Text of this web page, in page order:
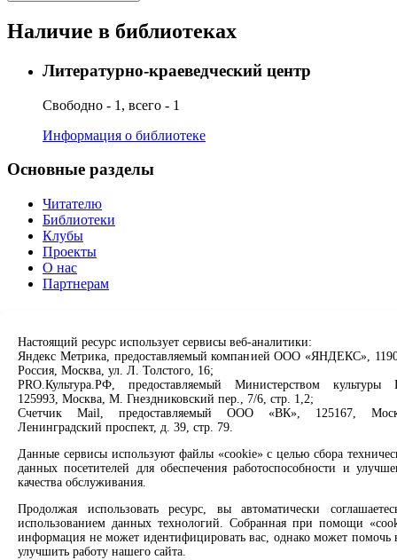
Наличие в библиотеках
Литературно-краеведческий центр
Свободно - 1, всего - 1
Информация о библиотеке
Основные разделы
Читателю
Библиотеки
Клубы
Проекты
О нас
Партнерам
Продлить книгу
Спроси библиотекаря
Спроси краеведа
Оцените качество услуг
Направить обращение директору
Соцсети
Вконтакте
Max
Rutube
Настоящий ресурс использует сервисы веб-аналитики:
Яндекс Метрика, предоставляемый компанией ООО «ЯНДЕКС»,
Россия, Москва, ул. Л. Толстого, 16;
PRO.Культура.РФ, предоставляемый Министерством культуры
125993, Москва, М. Гнездниковский пер., 7/6, стр. 1,2;
Счетчик Mail, предоставляемый ООО «ВК», 125167,
Ленинградский проспект, д. 39, стр. 79.
Данные сервисы используют файлы «cookie» с целью сбора
данных посетителей для обеспечения работоспособности и
качества обслуживания.
Продолжая использовать ресурс, вы автоматически
использованием данных технологий. Собранная при помощи
информация не может идентифицировать вас, однако может помочь
улучшить работу нашего сайта.